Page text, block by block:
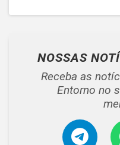
NOSSAS
Receba as
Entorno no